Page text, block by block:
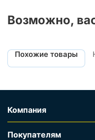
Возможно,
Похожие товары
Компания
Покупателям